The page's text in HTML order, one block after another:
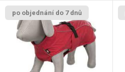
po objednání do 7 dnů